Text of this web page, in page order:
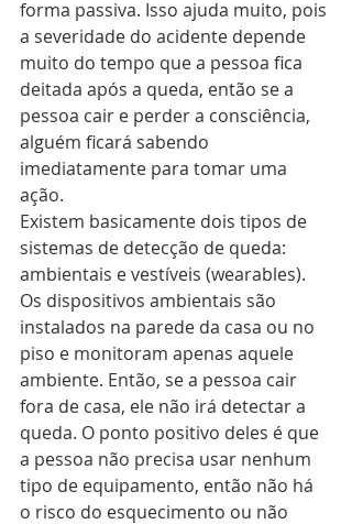
forma passiva. Isso ajuda muito, pois
a severidade do acidente depende
muito do tempo que a pessoa fica
deitada após a queda, então se a
pessoa cair e perder a consciência,
alguém ficará sabendo
imediatamente para tomar uma
ação.
Existem basicamente dois tipos de
sistemas de detecção de queda:
ambientais e vestíveis (wearables).
Os dispositivos ambientais são
instalados na parede da casa ou no
piso e monitoram apenas aquele
ambiente. Então, se a pessoa cair
fora de casa, ele não irá detectar a
queda. O ponto positivo deles é que
a pessoa não precisa usar nenhum
tipo de equipamento, então não há
o risco do esquecimento ou não